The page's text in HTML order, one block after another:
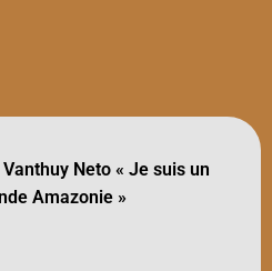
Neto « Je suis un
Amazonie »